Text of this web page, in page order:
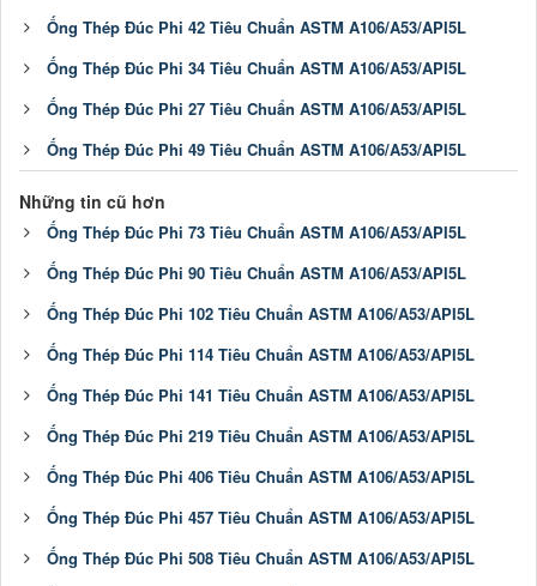
Ống Thép Đúc Phi 42 Tiêu Chuẩn ASTM A106/A53/API5L
Ống Thép Đúc Phi 34 Tiêu Chuẩn ASTM A106/A53/API5L
Ống Thép Đúc Phi 27 Tiêu Chuẩn ASTM A106/A53/API5L
Ống Thép Đúc Phi 49 Tiêu Chuẩn ASTM A106/A53/API5L
Những tin cũ hơn
Ống Thép Đúc Phi 73 Tiêu Chuẩn ASTM A106/A53/API5L
Ống Thép Đúc Phi 90 Tiêu Chuẩn ASTM A106/A53/API5L
Ống Thép Đúc Phi 102 Tiêu Chuẩn ASTM A106/A53/API5L
Ống Thép Đúc Phi 114 Tiêu Chuẩn ASTM A106/A53/API5L
Ống Thép Đúc Phi 141 Tiêu Chuẩn ASTM A106/A53/API5L
Ống Thép Đúc Phi 219 Tiêu Chuẩn ASTM A106/A53/API5L
Ống Thép Đúc Phi 406 Tiêu Chuẩn ASTM A106/A53/API5L
Ống Thép Đúc Phi 457 Tiêu Chuẩn ASTM A106/A53/API5L
Ống Thép Đúc Phi 508 Tiêu Chuẩn ASTM A106/A53/API5L